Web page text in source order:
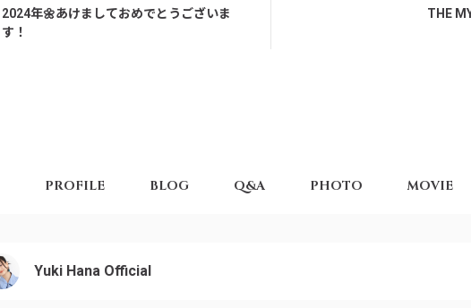
2024年🌼あけましておめでとうございま
す！
THE
PROFILE BLOG Q&A PHOTO MOVIE
Yuki Hana Official